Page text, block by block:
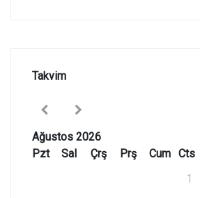
Takvim
Ağustos 2026
Pzt
Sal Çrş Prş Cum Cts
1